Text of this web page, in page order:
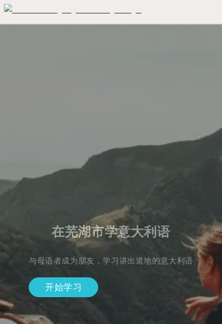
在芜湖市学意大利语
与母语者成为朋友，学习讲出道地的意大利语
开始学习